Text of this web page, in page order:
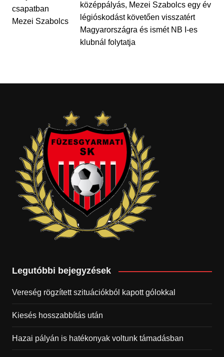
középpályás, Mezei Szabolcs egy év
légióskodást követően visszatért
Magyarországra és ismét NB I-es
klubnál folytatja
Legutóbbi bejegyzések
Vereség rögzített szituációkból kapott gólokkal
Kiesés hosszabbítás után
Hazai pályán is hatékonyak voltunk támadásban